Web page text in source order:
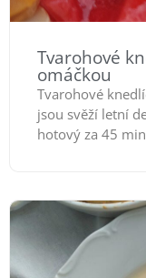
Tvarohové
omáčkou
Tvarohové
jsou svěží letní
hotový za 45